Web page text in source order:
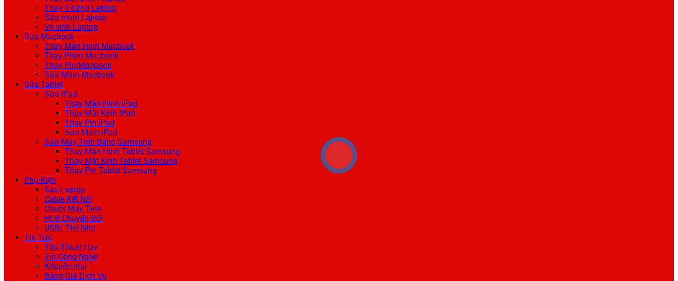
Thay ổ cứng Laptop
Sửa main Laptop
Vệ sinh Laptop
Sửa Macbook
Thay Màn Hình Macbook
Thay Phím Macbook
Thay Pin Macbook
Sửa Main Macbook
Sửa Tablet
Sửa iPad
Thay Màn Hình iPad
Thay Mặt Kính iPad
Thay Pin iPad
Sửa Main iPad
Sửa Máy Tính Bảng Samsung
Thay Màn Hình Tablet Samsung
Thay Mặt Kính Tablet Samsung
Thay Pin Tablet Samsung
Phụ Kiện
Sạc Laptop
Cable Kết Nối
Chuột Máy Tính
HUB Chuyển Đổi
USB/ Thẻ Nhớ
Tin Tức
Thủ Thuật Hay
Tin Công Nghệ
Khuyến mại
Bảng Giá Dịch Vụ